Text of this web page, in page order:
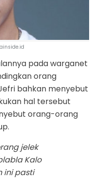
pada warganet
orang
bahkan menyebut
hal tersebut
orang-orang
jelek
Kalo
ini pasti